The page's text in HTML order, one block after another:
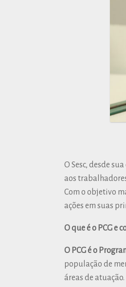
O Sesc, desde
aos
Com o objetivo
ações em suas
O que é o PCG e
O PCG é o
população de
áreas de atuação.